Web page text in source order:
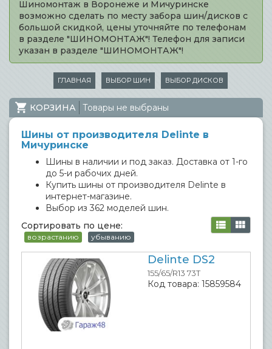
Шиномонтаж в Воронеже и Мичуринске
возможно сделать по месту забора шин/дисков с
большой скидкой, цены уточняйте по телефонам
в разделе "ШИНОМОНТАЖ"! Телефон для записи
указан в разделе "ШИНОМОНТАЖ"!
ГЛАВНАЯ ВЫБОР ШИН ВЫБОР ДИСКОВ
КОРЗИНА Товары не выбраны
Шины от производителя Delinte в
Мичуринске
Шины в наличии и под заказ. Доставка от 1-го
до 5-и рабочих дней.
Купить шины от производителя Delinte в
интернет-магазине.
Выбор из 362 моделей шин.
Сортировать по цене:
возрастанию убыванию
Delinte DS2
155/65/R13 73T
Код товара: 15859584